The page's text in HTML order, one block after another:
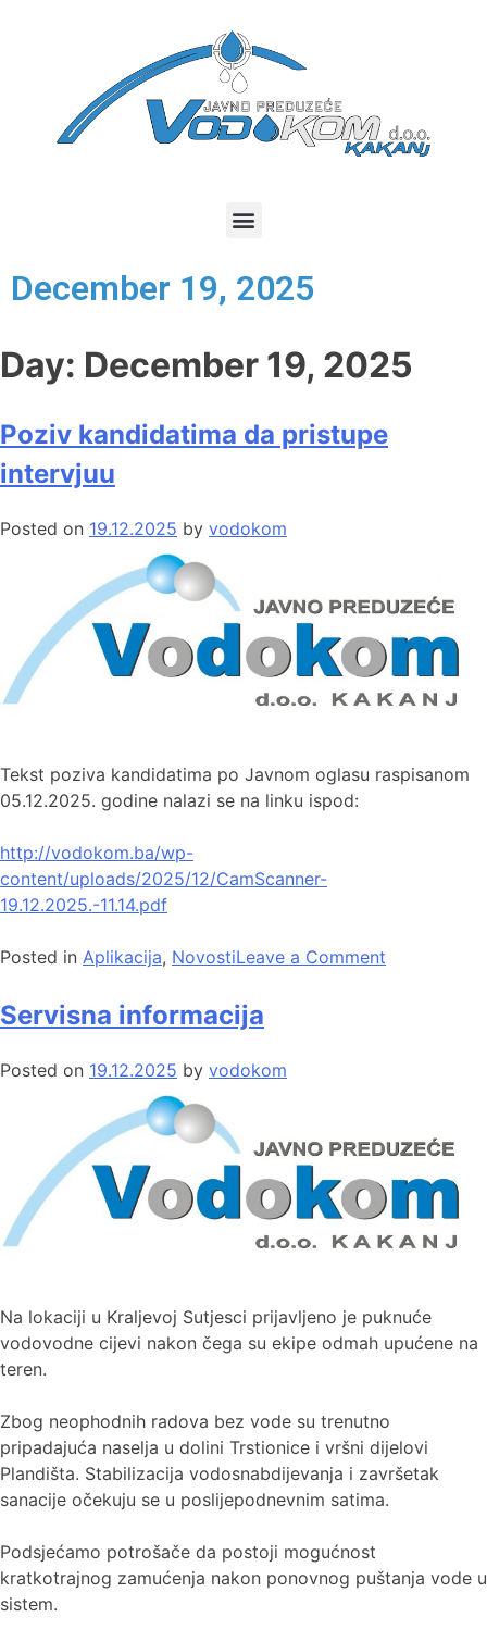
December 19, 2025
Day: December 19, 2025
Poziv kandidatima da pristupe
intervjuu
Posted on 19.12.2025 by vodokom
Tekst poziva kandidatima po Javnom oglasu raspisanom
05.12.2025. godine nalazi se na linku ispod:
http://vodokom.ba/wp-
content/uploads/2025/12/CamScanner-
19.12.2025.-11.14.pdf
Posted in Aplikacija, NovostiLeave a Comment
Servisna informacija
Posted on 19.12.2025 by vodokom
Na lokaciji u Kraljevoj Sutjesci prijavljeno je puknuće
vodovodne cijevi nakon čega su ekipe odmah upućene na
teren.
Zbog neophodnih radova bez vode su trenutno
pripadajuća naselja u dolini Trstionice i vršni dijelovi
Plandišta. Stabilizacija vodosnabdijevanja i završetak
sanacije očekuju se u poslijepodnevnim satima.
Podsjećamo potrošače da postoji mogućnost
kratkotrajnog zamućenja nakon ponovnog puštanja vode u
sistem.